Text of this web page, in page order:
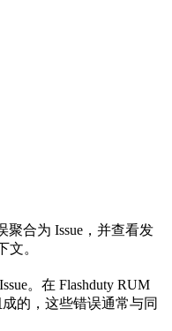
聚合为 Issue，并查看发
文。
。在 Flashduty RUM
的，这些错误通常与同